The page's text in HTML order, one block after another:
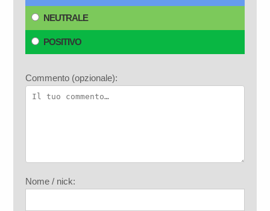
NEUTRALE
POSITIVO
Commento (opzionale):
Nome / nick: